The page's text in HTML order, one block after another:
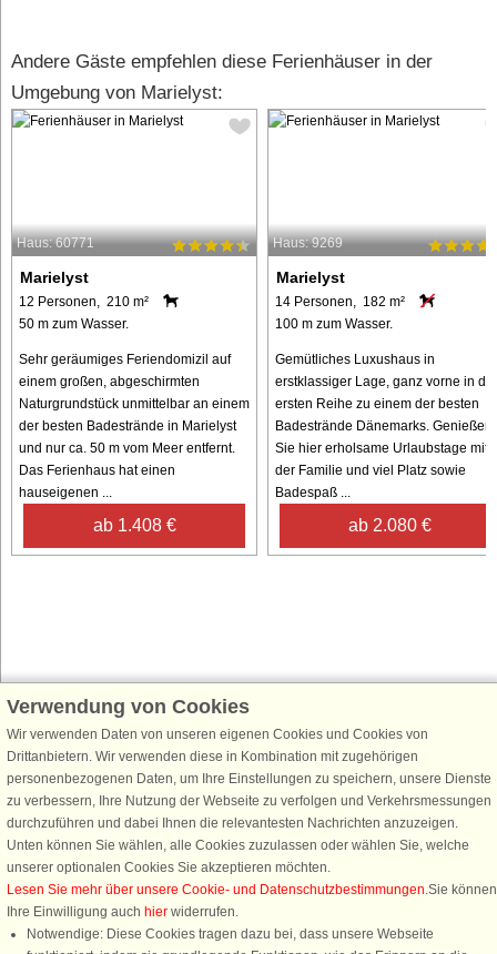
Andere Gäste empfehlen diese Ferienhäuser in der
Umgebung von Marielyst:
Haus: 60771
Marielyst
12 Personen, 210 m²
50 m zum Wasser.
Sehr geräumiges Feriendomizil auf
einem großen, abgeschirmten
Naturgrundstück unmittelbar an einem
der besten Badestrände in Marielyst
und nur ca. 50 m vom Meer entfernt.
Das Ferienhaus hat einen
hauseigenen ...
ab 1.408 €
Haus: 9269
Marielyst
14 Personen, 182 m²
100 m zum Wasser.
Gemütliches Luxushaus in
erstklassiger Lage, ganz vorne in der
ersten Reihe zu einem der besten
Badestrände Dänemarks. Genießen
Sie hier erholsame Urlaubstage mit
der Familie und viel Platz sowie
Badespaß ...
ab 2.080 €
Schließen Sie sich 100.000 Ferienhaus-Fans an
Erhalten Sie einenWillkommensgutschein von 25 € für Ihren nächsten
Ferienhausurlaub - melden Sie sich einfach für den DanCenter Newsletter
an. Verpassen Sie nie wieder exklusive Angebote, Gewinnspiele und
Urlaubstipps!
Newsletter abonnieren
Verwendung von Cookies
Wir verwenden Daten von unseren eigenen Cookies und Cookies von
Drittanbietern. Wir verwenden diese in Kombination mit zugehörigen
personenbezogenen Daten, um Ihre Einstellungen zu speichern, unsere Dienste
zu verbessern, Ihre Nutzung der Webseite zu verfolgen und Verkehrsmessungen
durchzuführen und dabei Ihnen die relevantesten Nachrichten anzuzeigen.
Unten können Sie wählen, alle Cookies zuzulassen oder wählen Sie, welche
unserer optionalen Cookies Sie akzeptieren möchten.
Lesen Sie mehr über unsere Cookie- und Datenschutzbestimmungen.Sie können
Ihre Einwilligung auch hier widerrufen.
Notwendige: Diese Cookies tragen dazu bei, dass unsere Webseite